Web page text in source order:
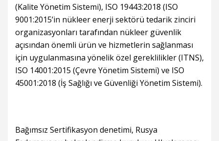
(Kalite Yönetim Sistemi), ISO 19443:2018 (ISO
9001:2015’in nükleer enerji sektörü tedarik zinciri
organizasyonları tarafından nükleer güvenlik
açısından önemli ürün ve hizmetlerin sağlanması
için uygulanmasına yönelik özel gereklilikler (ITNS),
ISO 14001:2015 (Çevre Yönetim Sistemi) ve ISO
45001:2018 (İş Sağlığı ve Güvenliği Yönetim Sistemi).
Bağımsız Sertifikasyon denetimi, Rusya